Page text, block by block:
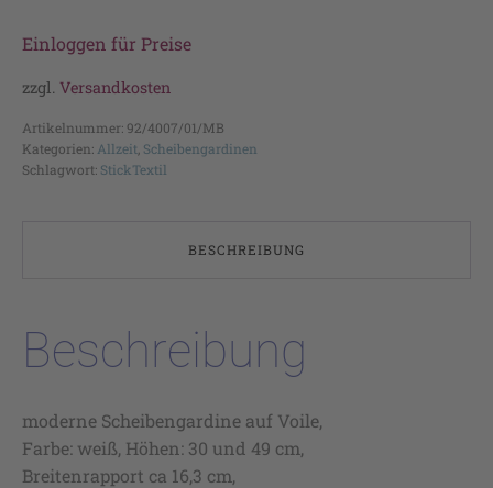
Einloggen für Preise
zzgl. Versandkosten
Artikelnummer: 92/4007/01/MB
Kategorien: Allzeit Scheibengardinen
Schlagwort: StickTextil
BESCHREIBUNG
Beschreibung
moderne Scheibengardine auf Voile,
Farbe: weiß, Höhen: 30 und 49 cm,
Breitenrapport ca 16,3 cm,